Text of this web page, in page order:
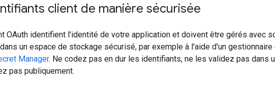
client de manière sécurisée
OAuth identifient l'identité de votre application et doivent être gérés avec
un espace de stockage sécurisé, par exemple à l'aide d'un
Manager. Ne codez pas en dur les identifiants, ne les validez pas dans
pas publiquement.